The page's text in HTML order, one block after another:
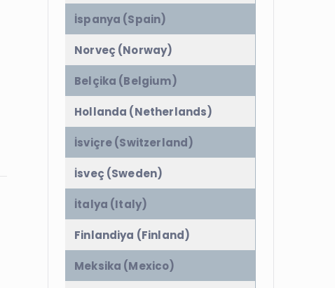
İspanya (Spain)
Norveç (Norway)
Belçika (Belgium)
Hollanda (Netherlands)
İsviçre (Switzerland)
İsveç (Sweden)
İtalya (Italy)
Finlandiya (Finland)
Meksika (Mexico)